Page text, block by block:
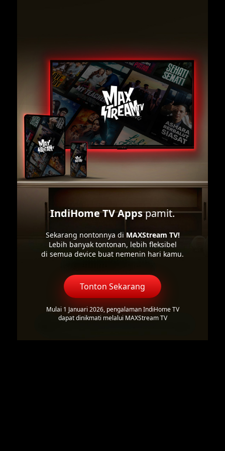
IndiHome TV Appspamit.
Sekarang nontonnya di MAXStream TV!
Lebih banyak tontonan, lebih fleksibel
di semua device buat nemenin hari kamu.
Tonton Sekarang
Mulai 1 Januari 2026, pengalaman IndiHome TV
dapat dinikmati melalui MAXStream TV